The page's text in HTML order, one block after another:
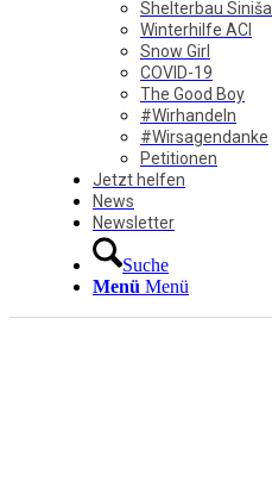
Shelterbau Siniša
Winterhilfe ACI
Snow Girl
COVID-19
The Good Boy
#Wirhandeln
#Wirsagendanke
Petitionen
Jetzt helfen
News
Newsletter
Suche
Menü Menü